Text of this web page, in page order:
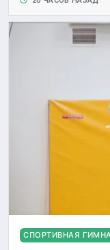
СПОРТИВНАЯ